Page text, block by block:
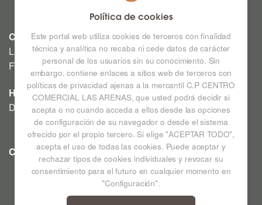
CINE
Lunes a Domingo: Consultar horarios en la Cartelera
Festivos a consultar *
HIPERMERCADO
De lunes a sábado de 09:00h a 22:00h
CC LAS ARENAS Ampliar mapa
Política de cookies
Este portal web utiliza cookies de terceros con finalidad
técnica y analítica no recaba ni cede datos de carácter
personal de los usuarios sin su conocimiento. Sin
embargo, contiene enlaces a sitios web de terceros con
políticas de privacidad ajenas a la mercantil C.P CENTRO
COMERCIAL LAS ARENAS, que usted podrá decidir si
acepta o no cuando acceda a ellos desde las opciones
de configuración de su navegador o desde el sistema
ofrecido por el propio tercero. Si elige "ACEPTAR TODO",
acepta el uso de todas las cookies. Puede aceptar y
rechazar tipos de cookies individuales y revocar su
consentimiento para el futuro en cualquier momento en
"Configuración".